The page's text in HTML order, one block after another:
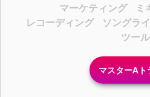
マーケティング ミ
レコーディング
ソングラ
ツール
マスターAト